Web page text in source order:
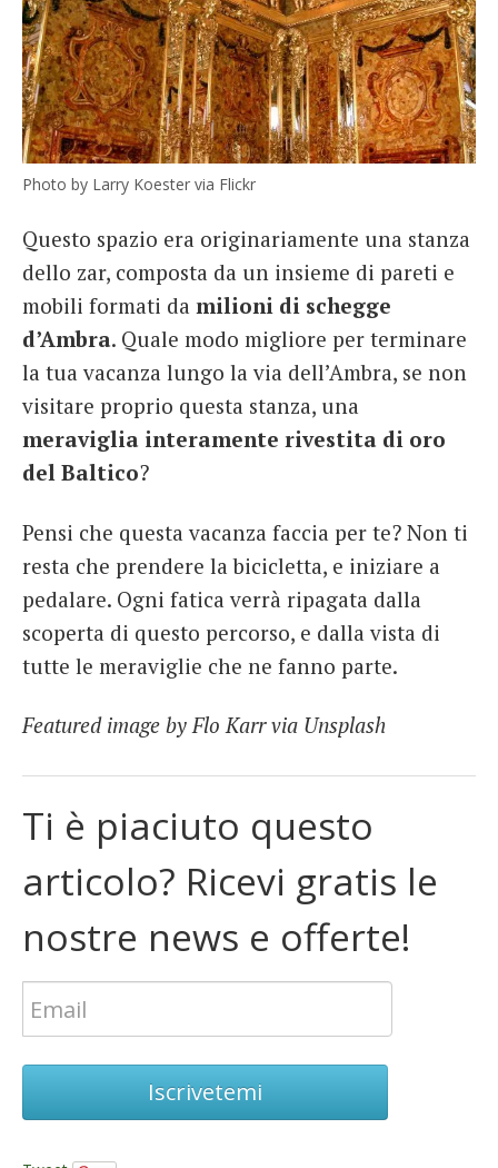
Photo by Larry Koester via Flickr
Questo spazio era originariamente una stanza
dello zar, composta da un insieme di pareti e
mobili formati da milioni di schegge
d’Ambra. Quale modo migliore per terminare
la tua vacanza lungo la via dell’Ambra, se non
visitare proprio questa stanza, una
meraviglia interamente rivestita di oro
del Baltico?
Pensi che questa vacanza faccia per te? Non ti
resta che prendere la bicicletta, e iniziare a
pedalare. Ogni fatica verrà ripagata dalla
scoperta di questo percorso, e dalla vista di
tutte le meraviglie che ne fanno parte.
Featured image by Flo Karr via Unsplash
Ti è piaciuto questo
articolo? Ricevi gratis le
nostre news e offerte!
Iscrivetemi